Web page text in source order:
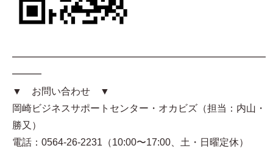
━━━━━━━━━━━━━━━━━━━━━━━━━━
━━━
▼ お問い合わせ ▼
岡崎ビジネスサポートセンター・オカビズ（担当：内山・
勝又）
電話：0564-26-2231（10:00〜17:00、土・日曜定休）